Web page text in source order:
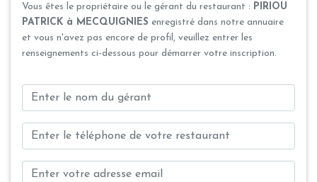
Vous êtes le propriétaire ou le gérant du restaurant : PIRIOU
PATRICK à MECQUIGNIES enregistré dans notre annuaire
et vous n'avez pas encore de profil, veuillez entrer les
renseignements ci-dessous pour démarrer votre inscription.